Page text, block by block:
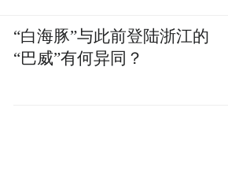
“白海豚”与此前登陆浙江的
“巴威”有何异同？